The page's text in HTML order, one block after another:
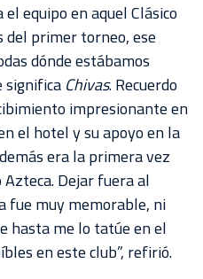
equipo en aquel Clásico
del primer torneo, ese
dónde estábamos
significa Chivas. Recuerdo
impresionante en
el hotel y su apoyo en la
era la primera vez
Dejar fuera al
fue muy memorable, ni
hasta me lo tatúe en el
en este club”, refirió.